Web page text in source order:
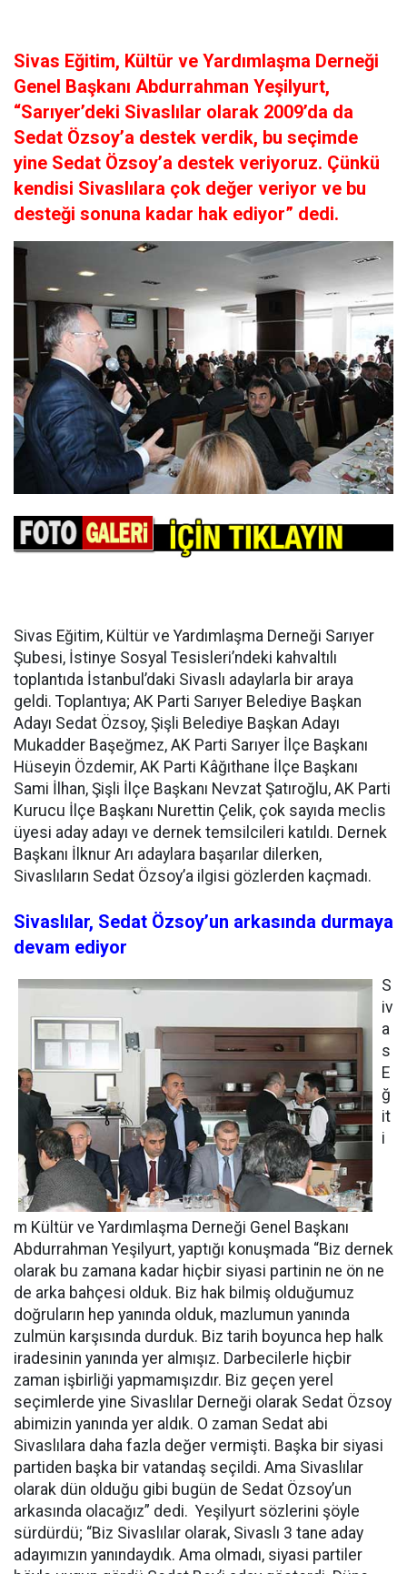
Sivas Eğitim, Kültür ve Yardımlaşma Derneği
Genel Başkanı Abdurrahman Yeşilyurt,
“Sarıyer’deki Sivaslılar olarak 2009’da da
Sedat Özsoy’a destek verdik, bu seçimde
yine Sedat Özsoy’a destek veriyoruz. Çünkü
kendisi Sivaslılara çok değer veriyor ve bu
desteği sonuna kadar hak ediyor” dedi.
Sivas Eğitim, Kültür ve Yardımlaşma Derneği Sarıyer
Şubesi, İstinye Sosyal Tesisleri’ndeki kahvaltılı
toplantıda İstanbul’daki Sivaslı adaylarla bir araya
geldi. Toplantıya; AK Parti Sarıyer Belediye Başkan
Adayı Sedat Özsoy, Şişli Belediye Başkan Adayı
Mukadder Başeğmez, AK Parti Sarıyer İlçe Başkanı
Hüseyin Özdemir, AK Parti Kâğıthane İlçe Başkanı
Sami İlhan, Şişli İlçe Başkanı Nevzat Şatıroğlu, AK Parti
Kurucu İlçe Başkanı Nurettin Çelik, çok sayıda meclis
üyesi aday adayı ve dernek temsilcileri katıldı. Dernek
Başkanı İlknur Arı adaylara başarılar dilerken,
Sivaslıların Sedat Özsoy’a ilgisi gözlerden kaçmadı.
Sivaslılar, Sedat Özsoy’un arkasında durmaya
devam ediyor
S
iv
a
s
E
ğ
it
i
m Kültür ve Yardımlaşma Derneği Genel Başkanı
Abdurrahman Yeşilyurt, yaptığı konuşmada “Biz dernek
olarak bu zamana kadar hiçbir siyasi partinin ne ön ne
de arka bahçesi olduk. Biz hak bilmiş olduğumuz
doğruların hep yanında olduk, mazlumun yanında
zulmün karşısında durduk. Biz tarih boyunca hep halk
iradesinin yanında yer almışız. Darbecilerle hiçbir
zaman işbirliği yapmamışızdır. Biz geçen yerel
seçimlerde yine Sivaslılar Derneği olarak Sedat Özsoy
abimizin yanında yer aldık. O zaman Sedat abi
Sivaslılara daha fazla değer vermişti. Başka bir siyasi
partiden başka bir vatandaş seçildi. Ama Sivaslılar
olarak dün olduğu gibi bugün de Sedat Özsoy’un
arkasında olacağız” dedi. Yeşilyurt sözlerini şöyle
sürdürdü; “Biz Sivaslılar olarak, Sivaslı 3 tane aday
adayımızın yanındaydık. Ama olmadı, siyasi partiler